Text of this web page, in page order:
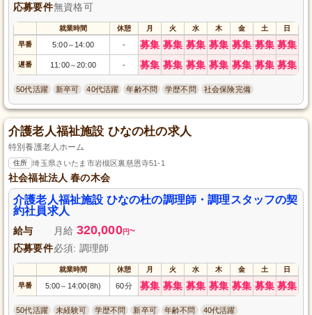
応募要件無資格可
就業時間 休憩 月 火 水 木 金 土 日
早番 5:00～ 14:00 - 募集 募集 募集 募集 募集 募集 募集
遅番 11:00～20:00 - 募集 募集 募集 募集 募集 募集 募集
50代活躍 新卒可 40代活躍 年齢不問 学歴不問 社会保険完備
介護老人福祉施設 ひなの杜の求人
特別養護老人ホーム
住所 埼玉県さいたま市岩槻区裏慈恩寺51-1
社会福祉法人 春の木会
介護老人福祉施設 ひなの杜の調理師・調理スタッフの契
約社員求人
給与 月給 320,000円~
応募要件必須: 調理師
就業時間 休憩 月 火 水 木 金 土 日
早番 5:00～ 14:00(8h) 60分 募集 募集 募集 募集 募集 募集 募集
50代活躍 未経験可 学歴不問 新卒可 年齢不問 40代活躍